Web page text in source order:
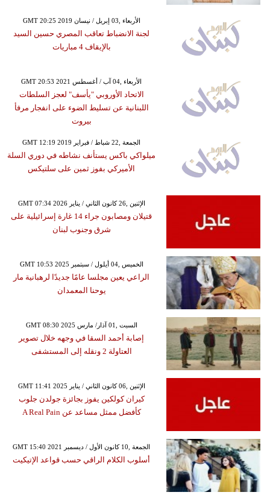
GMT 20:25 2019 الأربعاء ,03 إبريل / نيسان
لجنة الانضباط تعاقب المصري حسين السيد
بالإيقاف 4 مباريات
GMT 20:53 2021 الأربعاء ,04 آب / أغسطس
الاتحاد الأوروبي "يأسف" لعجز السلطات
اللبنانية عن تسليط الضوء على انفجار مرفأ
بيروت
GMT 12:19 2019 الجمعة ,22 شباط / فبراير
ميلواكي باكس يستأنف نشاطه في دوري السلة
الأميركي بفوز ثمين على سلتيكس
GMT 07:34 2026 الإثنين ,26 كانون الثاني / يناير
قتيلان ومصابون جراء 14 غارة إسرائيلية على
شرق وجنوب لبنان
GMT 10:53 2025 الخميس ,04 أيلول / سبتمبر
الراعي يعين مجلسا عامًا جديدًا لرهبانية مار
يوحنا المعمدان
GMT 08:30 2025 السبت ,01 آذار/ مارس
إصابة أحمد السقا في وجهه خلال تصوير
العتاولة 2 ونقله إلى المستشفى
GMT 11:41 2025 الإثنين ,06 كانون الثاني / يناير
كيران كولكين يفوز بجائزة جولدن جلوب
كأفضل ممثل مساعد عن A Real Pain
GMT 15:40 2021 الجمعة ,10 كانون الأول / ديسمبر
أسلوب الكلام الراقي حسب قواعد الإتيكيت